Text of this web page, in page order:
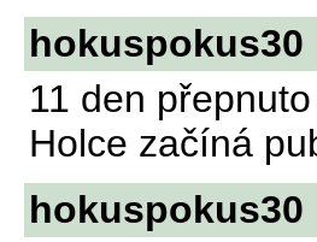
hokuspokus30
11 den
Holce začíná
hokuspokus30